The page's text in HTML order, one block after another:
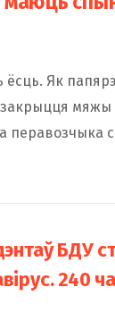
Як
мяжы
перавозчыка
БДУ
240